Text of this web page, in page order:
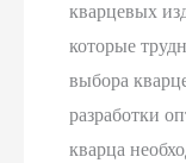
кварцевых
которые
выбора
разработки
кварца